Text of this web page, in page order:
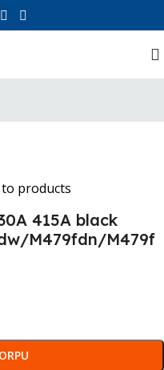
to products
415A black
M479fdn/M479f